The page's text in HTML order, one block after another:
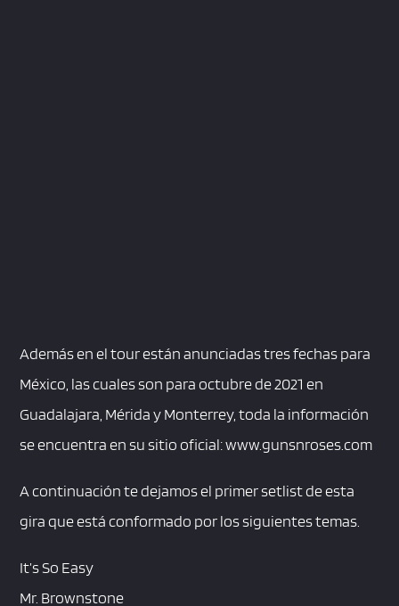
Además en el tour están anunciadas tres fechas para
México, las cuales son para octubre de 2021 en
Guadalajara, Mérida y Monterrey, toda la información
se encuentra en su sitio oficial: www.gunsnroses.com
A continuación te dejamos el primer setlist de esta
gira que está conformado por los siguientes temas.
It’s So Easy
Mr. Brownstone